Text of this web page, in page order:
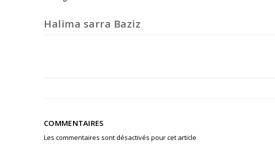
Halima sarra Baziz
COMMENTAIRES
Les commentaires sont désactivés pour cet article